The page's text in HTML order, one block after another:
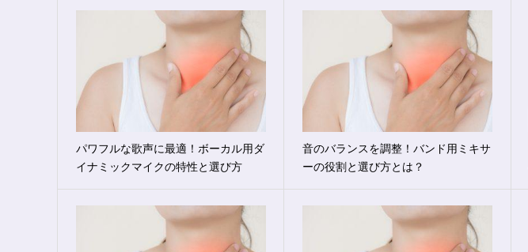
パワフルな歌声に最適！ボーカル用ダ
イナミックマイクの特性と選び方
音のバランスを調整！バンド用ミキサ
ーの役割と選び方とは？